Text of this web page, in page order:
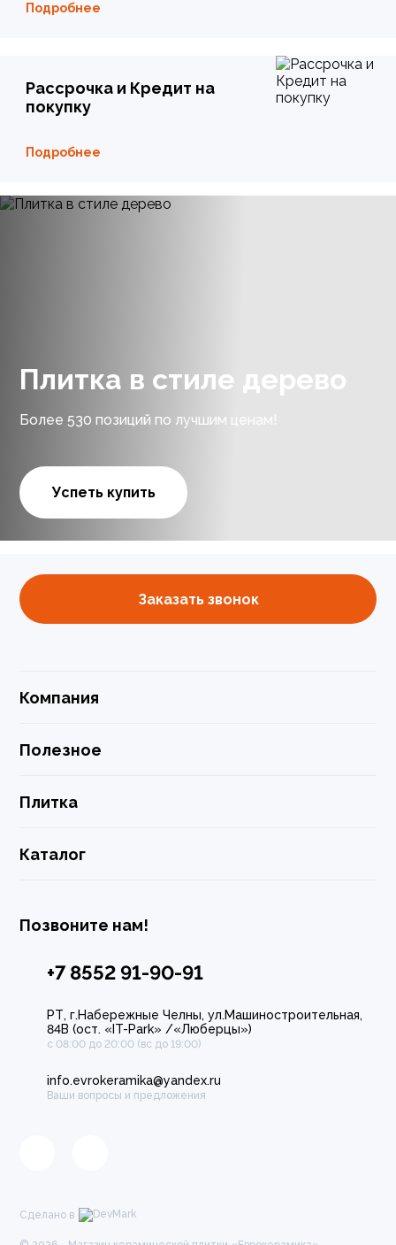
Подробнее
Рассрочка и Кредит на
покупку
Подробнее
Плитка в стиле дерево
Успеть купить
Более 530 позиций по лучшим ценам!
Заказать звонок
Компания
Полезное
Плитка
Каталог
Позвоните нам!
+7 8552 91-90-91
РТ, г.Набережные Челны, ул.Машиностроительная,
84В (ост. «IT-Park» /«Люберцы»)
с 08:00 до 20:00 (вс до 19:00)
info.evrokeramika@yandex.ru
Ваши вопросы и предложения
Сделано в